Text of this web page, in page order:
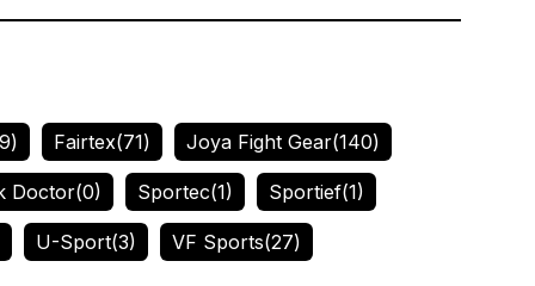
Fairtex(71) Joya Fight Gear(140)
Doctor(0) Sportec(1) Sportief(1)
U-Sport(3) VF Sports(27)